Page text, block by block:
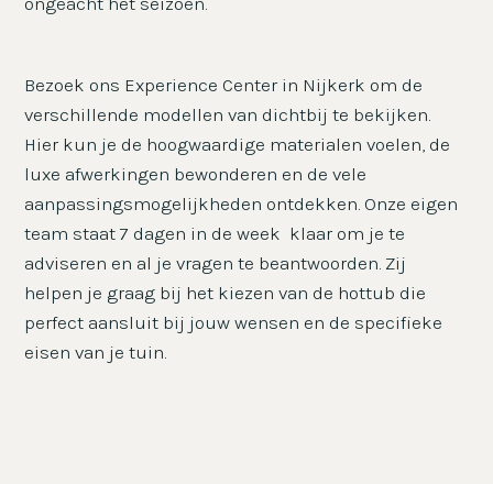
Bezoek ons Experience Center in Nijkerk om de
verschillende modellen van dichtbij te bekijken.
Hier kun je de hoogwaardige materialen voelen, de
luxe afwerkingen bewonderen en de vele
aanpassingsmogelijkheden ontdekken. Onze eigen
team staat 7 dagen in de week klaar om je te
adviseren en al je vragen te beantwoorden. Zij
helpen je graag bij het kiezen van de hottub die
perfect aansluit bij jouw wensen en de specifieke
eisen van je tuin.